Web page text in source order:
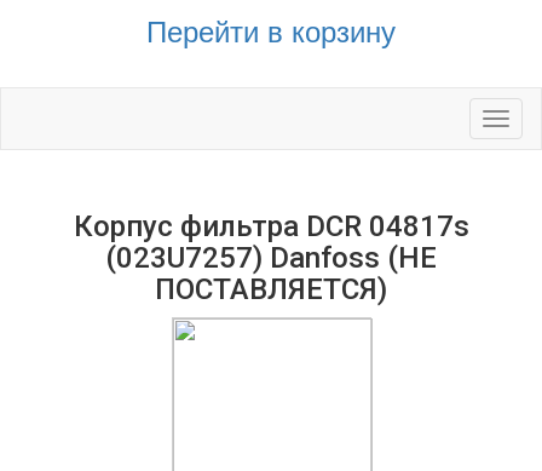
Перейти в корзину
Корпус фильтра DCR 04817s
(023U7257) Danfoss (НЕ
ПОСТАВЛЯЕТСЯ)